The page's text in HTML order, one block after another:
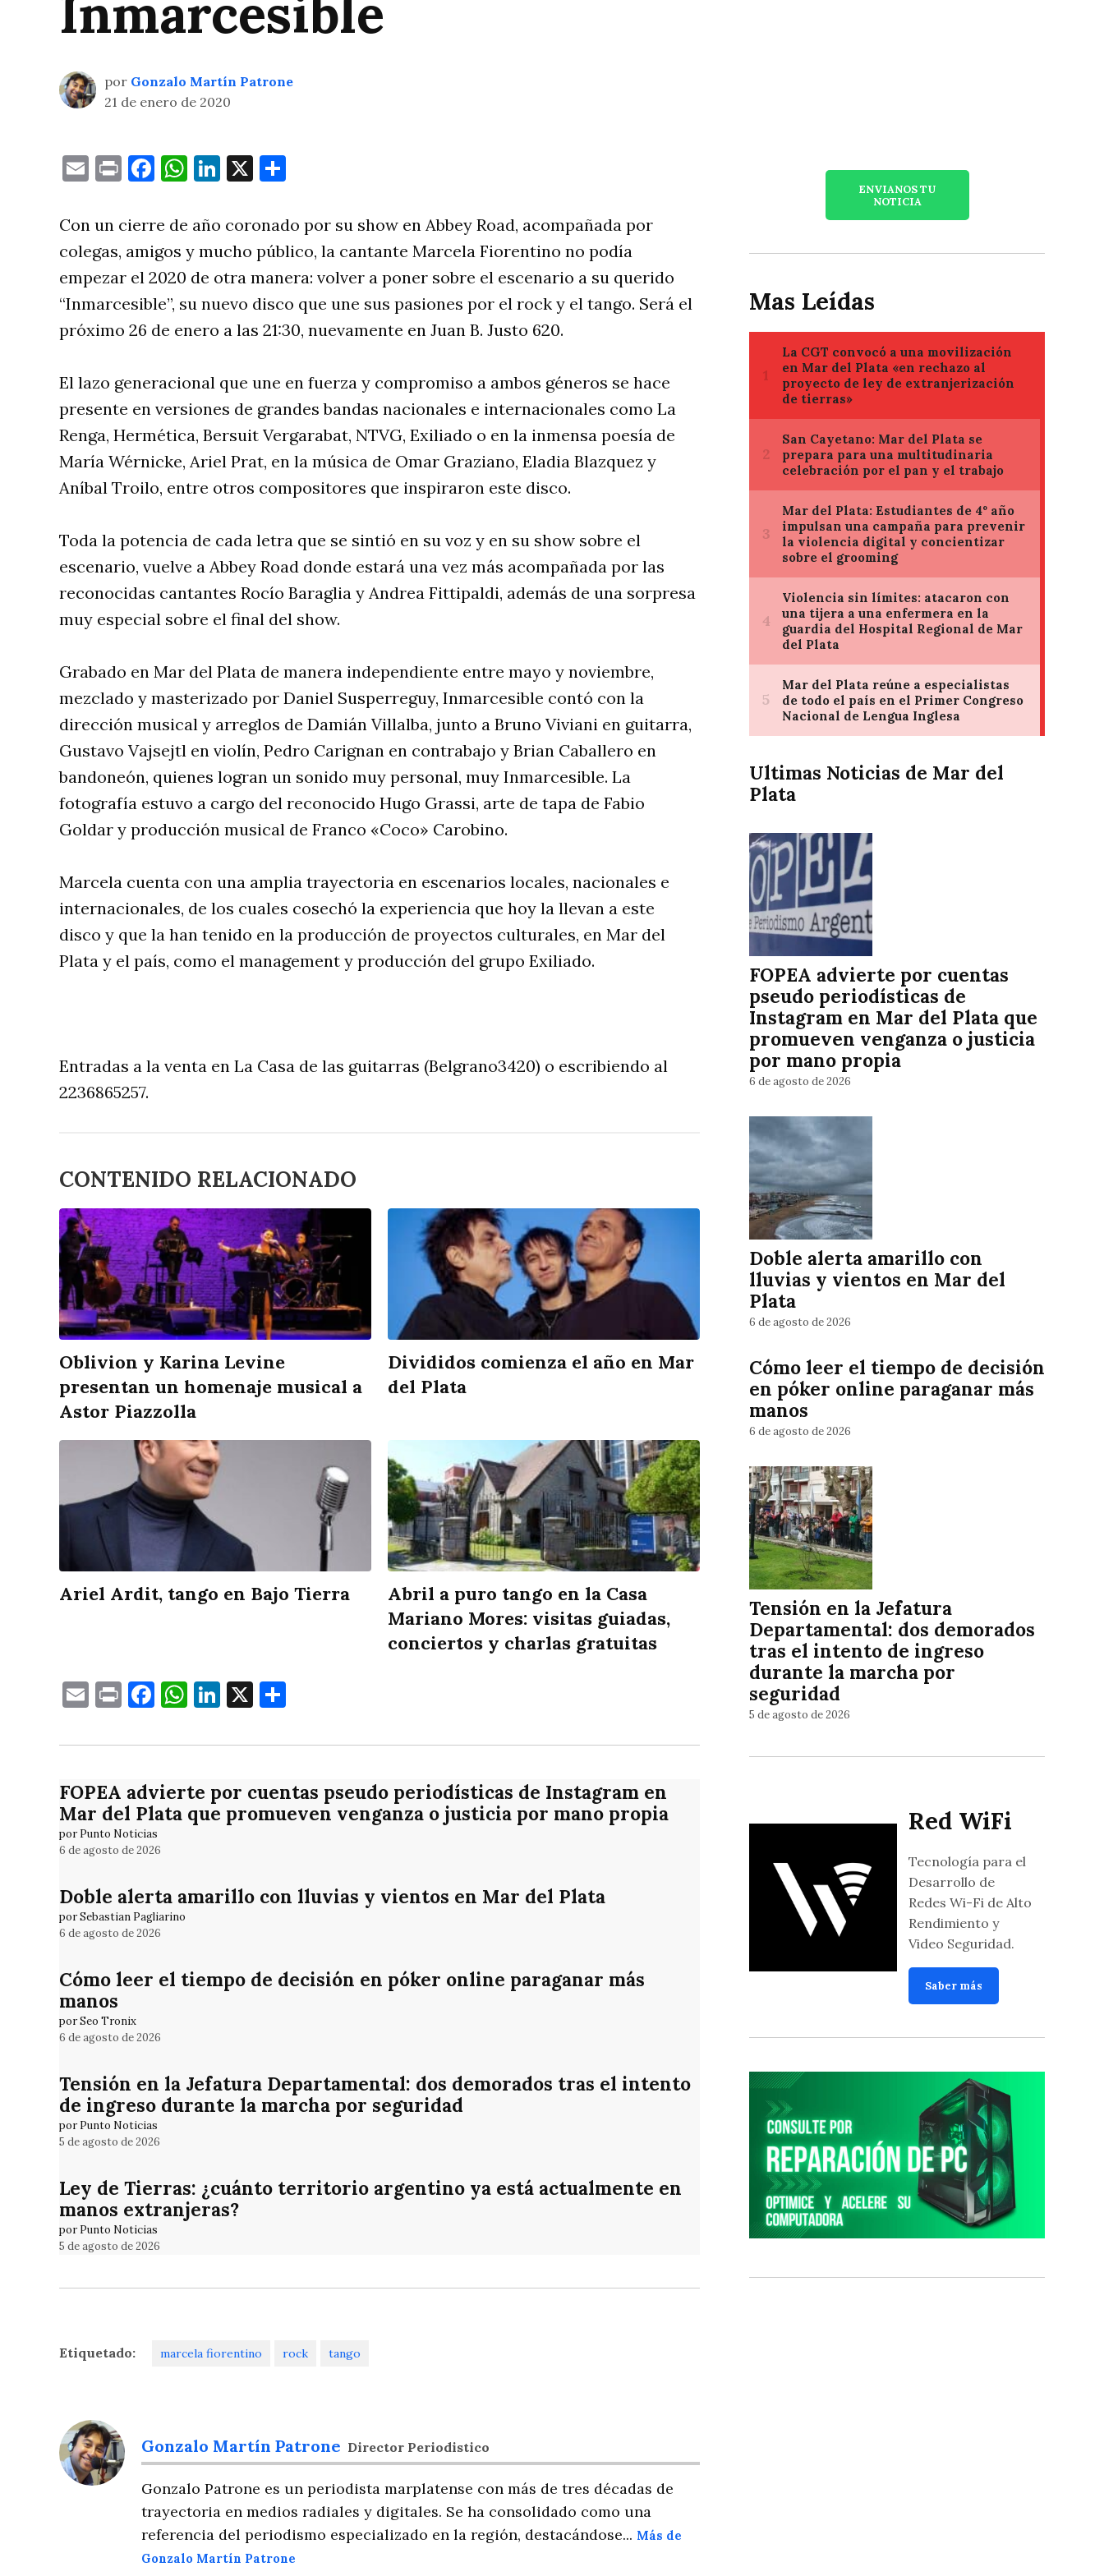
Inmarcesible
por Gonzalo Martín Patrone
21 de enero de 2020
EmailPrintFacebook
WhatsApp
LinkedIn
X
Con un cierre de año coronado por su show en Abbey Road, acompañada por
colegas, amigos y mucho público, la cantante Marcela Fiorentino no podía
empezar el 2020 de otra manera: volver a poner sobre el escenario a su querido
“Inmarcesible”, su nuevo disco que une sus pasiones por el rock y el tango. Será el
próximo 26 de enero a las 21:30, nuevamente en Juan B. Justo 620.
El lazo generacional que une en fuerza y compromiso a ambos géneros se hace
presente en versiones de grandes bandas nacionales e internacionales como La
Renga, Hermética, Bersuit Vergarabat, NTVG, Exiliado o en la inmensa poesía de
María Wérnicke, Ariel Prat, en la música de Omar Graziano, Eladia Blazquez y
Aníbal Troilo, entre otros compositores que inspiraron este disco.
Toda la potencia de cada letra que se sintió en su voz y en su show sobre el
escenario, vuelve a Abbey Road donde estará una vez más acompañada por las
reconocidas cantantes Rocío Baraglia y Andrea Fittipaldi, además de una sorpresa
muy especial sobre el final del show.
Grabado en Mar del Plata de manera independiente entre mayo y noviembre,
mezclado y masterizado por Daniel Susperreguy, Inmarcesible contó con la
dirección musical y arreglos de Damián Villalba, junto a Bruno Viviani en guitarra,
Gustavo Vajsejtl en violín, Pedro Carignan en contrabajo y Brian Caballero en
bandoneón, quienes logran un sonido muy personal, muy Inmarcesible. La
fotografía estuvo a cargo del reconocido Hugo Grassi, arte de tapa de Fabio
Goldar y producción musical de Franco «Coco» Carobino.
Marcela cuenta con una amplia trayectoria en escenarios locales, nacionales e
internacionales, de los cuales cosechó la experiencia que hoy la llevan a este
disco y que la han tenido en la producción de proyectos culturales, en Mar del
Plata y el país, como el management y producción del grupo Exiliado.
Entradas a la venta en La Casa de las guitarras (Belgrano3420) o escribiendo al
2236865257.
CONTENIDO RELACIONADO
Oblivion y Karina Levine
presentan un homenaje musical a
Astor Piazzolla
Divididos comienza el año en Mar
del Plata
Ariel Ardit, tango en Bajo Tierra
Abril a puro tango en la Casa
Mariano Mores: visitas guiadas,
conciertos y charlas gratuitas
EmailPrintFacebook
WhatsApp
LinkedIn
X
FOPEA advierte por cuentas pseudo periodísticas de Instagram en
Mar del Plata que promueven venganza o justicia por mano propia
por Punto Noticias
6 de agosto de 2026
Doble alerta amarillo con lluvias y vientos en Mar del Plata
por Sebastian Pagliarino
6 de agosto de 2026
Cómo leer el tiempo de decisión en póker online paraganar más
manos
por Seo Tronix
6 de agosto de 2026
Tensión en la Jefatura Departamental: dos demorados tras el intento
de ingreso durante la marcha por seguridad
por Punto Noticias
5 de agosto de 2026
Ley de Tierras: ¿cuánto territorio argentino ya está actualmente en
manos extranjeras?
por Punto Noticias
5 de agosto de 2026
Etiquetado: marcela fiorentino rock tango
Gonzalo Martín Patrone Director Periodistico
Gonzalo Patrone es un periodista marplatense con más de tres décadas de
trayectoria en medios radiales y digitales. Se ha consolidado como una
referencia del periodismo especializado en la región, destacándose... Más de
Gonzalo Martín Patrone
ENVIANOS TU
NOTICIA
Mas Leídas
Ultimas Noticias de Mar del
Plata
FOPEA advierte por cuentas
pseudo periodísticas de
Instagram en Mar del Plata que
promueven venganza o justicia
por mano propia
6 de agosto de 2026
Doble alerta amarillo con
lluvias y vientos en Mar del
Plata
6 de agosto de 2026
Cómo leer el tiempo de decisión
en póker online paraganar más
manos
6 de agosto de 2026
Tensión en la Jefatura
Departamental: dos demorados
tras el intento de ingreso
durante la marcha por
seguridad
5 de agosto de 2026
Red WiFi
Tecnología para el
Desarrollo de
Redes Wi-Fi de Alto
Rendimiento y
Video Seguridad.
Saber más